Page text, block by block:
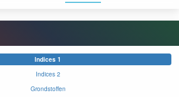
Indices 1
Indices 2
Grondstoffen